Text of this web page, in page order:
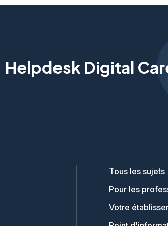
Helpdesk Digital
Tous les sujets
Pour les
Votre